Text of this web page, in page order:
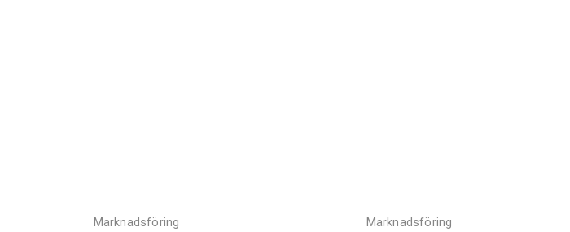
Marknadsföring Marknadsföring